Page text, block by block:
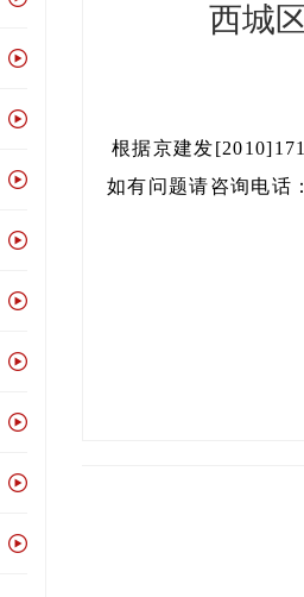
西城
根据京建发
如有问题请咨询电话